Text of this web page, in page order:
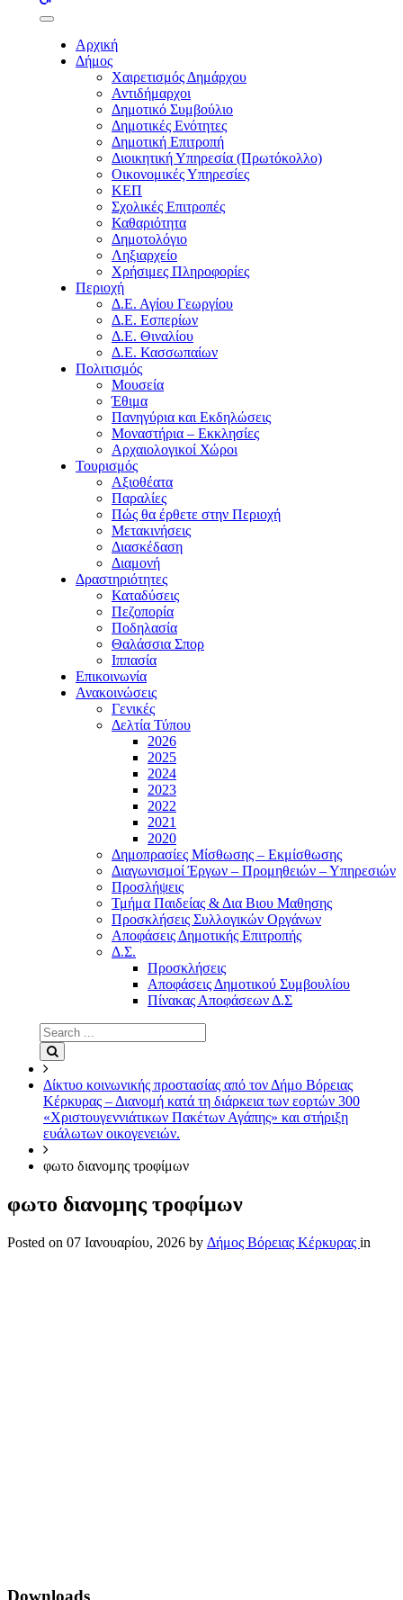
buttons
Αρχική
Δήμος
Χαιρετισμός Δημάρχου
Αντιδήμαρχοι
Δημοτικό Συμβούλιο
Δημοτικές Ενότητες
Δημοτική Επιτροπή
Διοικητική Υπηρεσία (Πρωτόκολλο)
Οικονομικές Υπηρεσίες
ΚΕΠ
Σχολικές Επιτροπές
Καθαριότητα
Δημοτολόγιο
Ληξιαρχείο
Χρήσιμες Πληροφορίες
Περιοχή
Δ.Ε. Αγίου Γεωργίου
Δ.Ε. Εσπερίων
Δ.Ε. Θιναλίου
Δ.Ε. Κασσωπαίων
Πολιτισμός
Μουσεία
Έθιμα
Πανηγύρια και Εκδηλώσεις
Μοναστήρια – Εκκλησίες
Αρχαιολογικοί Χώροι
Τουρισμός
Αξιοθέατα
Παραλίες
Πώς θα έρθετε στην Περιοχή
Μετακινήσεις
Διασκέδαση
Διαμονή
Δραστηριότητες
Καταδύσεις
Πεζοπορία
Ποδηλασία
Θαλάσσια Σπορ
Ιππασία
Επικοινωνία
Ανακοινώσεις
Γενικές
Δελτία Τύπου
2026
2025
2024
2023
2022
2021
2020
Δημοπρασίες Μίσθωσης – Εκμίσθωσης
Διαγωνισμοί Έργων – Προμηθειών – Υπηρεσιών
Προσλήψεις
Τμήμα Παιδείας & Δια Βιου Μαθησης
Προσκλήσεις Συλλογικών Οργάνων
Αποφάσεις Δημοτικής Επιτροπής
Δ.Σ.
Προσκλήσεις
Αποφάσεις Δημοτικού Συμβουλίου
Πίνακας Αποφάσεων Δ.Σ
Search
for:
Δίκτυο κοινωνικής προστασίας από τον Δήμο Βόρειας
Κέρκυρας – Διανομή κατά τη διάρκεια των εορτών 300
«Χριστουγεννιάτικων Πακέτων Αγάπης» και στήριξη
ευάλωτων οικογενειών.
φωτο διανομης τροφίμων
φωτο διανομης τροφίμων
Posted on 07 Ιανουαρίου, 2026 by Δήμος Βόρειας Κέρκυρας in
Downloads